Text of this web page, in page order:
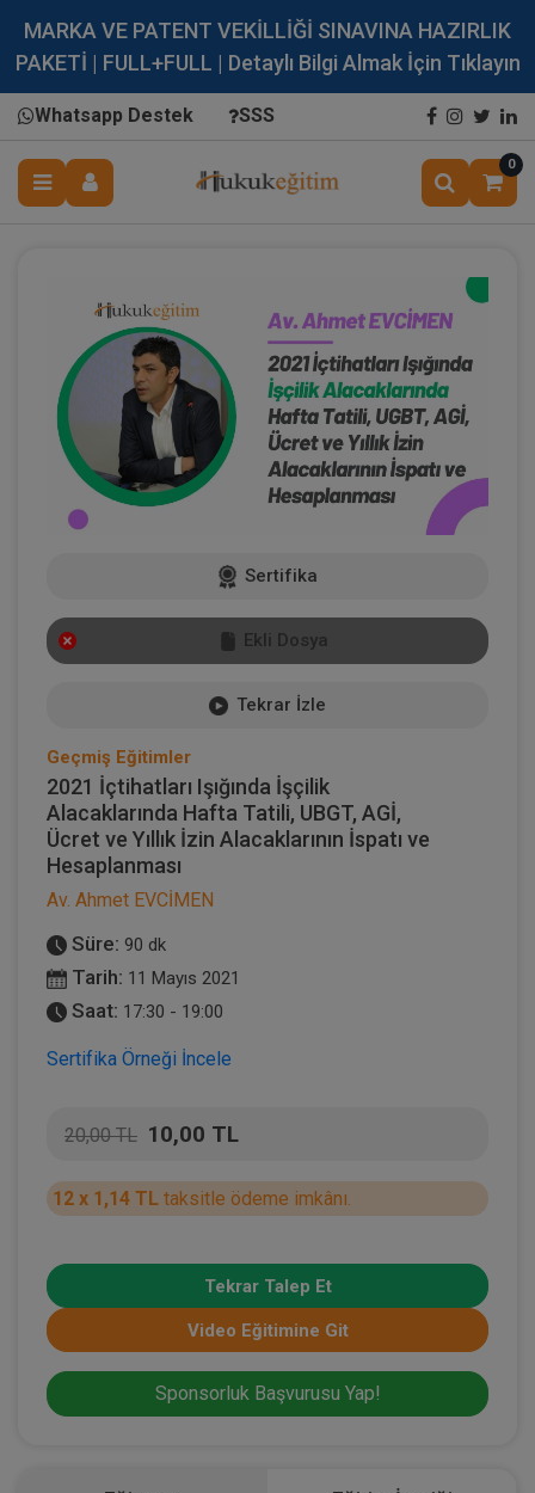
MARKA VE PATENT VEKİLLİĞİ SINAVINA HAZIRLIK
PAKETİ | FULL+FULL | Detaylı Bilgi Almak İçin Tıklayın
Whatsapp Destek SSS
0
Sertifika
Ekli Dosya
Tekrar İzle
Geçmiş Eğitimler
2021 İçtihatları Işığında İşçilik
Alacaklarında Hafta Tatili, UBGT, AGİ,
Ücret ve Yıllık İzin Alacaklarının İspatı ve
Hesaplanması
Av. Ahmet EVCİMEN
Süre: 90 dk
Tarih: 11 Mayıs 2021
Saat: 17:30 - 19:00
Sertifika Örneği İncele
20,00 TL 10,00 TL
12 x 1,14 TL taksitle ödeme imkânı.
Tekrar Talep Et
Video Eğitimine Git
Sponsorluk Başvurusu Yap!